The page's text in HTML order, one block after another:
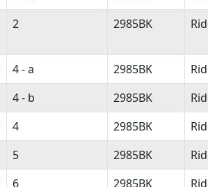
2 2985BK
4 - a 2985BK
4 - b 2985BK
4 2985BK
5 2985BK
6 2985BK